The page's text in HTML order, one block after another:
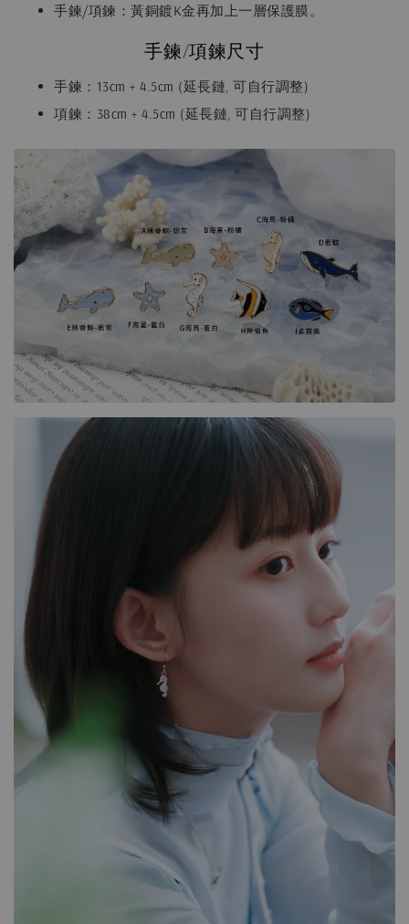
手鍊/項鍊：黃銅鍍K金再加上一層保護膜。
手鍊/項鍊尺寸
手鍊：13cm + 4.5cm (延長鏈, 可自行調整)
項鍊：38cm + 4.5cm (延長鏈, 可自行調整)